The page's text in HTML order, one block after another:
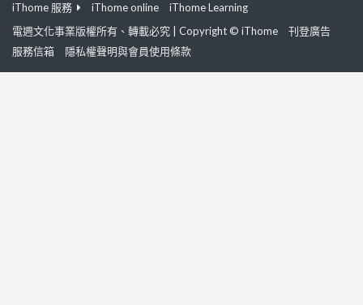
iThome 服務 iThome online
iThome Learning
電週文化事業版權所有、轉載必究 | Copyright © iThome
刊登廣告
服務信箱
隱私權聲明與會員使用條款